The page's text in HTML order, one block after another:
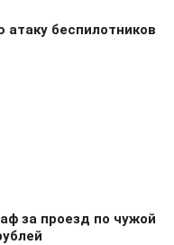
беспилотников
за проезд по чужой